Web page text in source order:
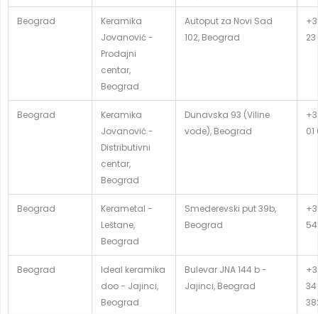
Beograd
Keramika
Jovanović -
Prodajni
centar,
Beograd
Autoput za Novi Sad
102, Beograd
23
Beograd
Keramika
Jovanović -
Distributivni
centar,
Beograd
Dunavska 93 (Viline
vode), Beograd
01
Beograd
Kerametal -
Leštane,
Beograd
Smederevski put 39b,
Beograd
Beograd
Ideal keramika
doo - Jajinci,
Beograd
Bulevar JNA 144 b -
Jajinci, Beograd
34